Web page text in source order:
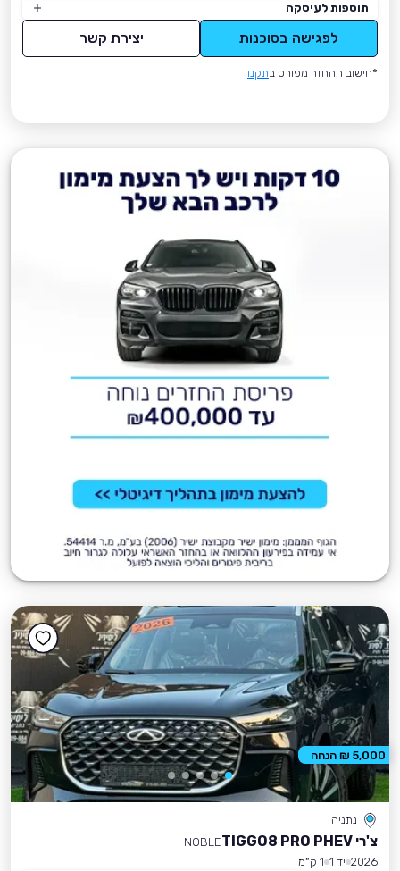
תוספות לעיסקה
לפגישה בסוכנות יצירת קשר
*חישוב ההחזר מפורט בתקנון
נתניה
צ'רי TIGGO8 PRO PHEV
NOBLE
2026 יד 1
1 ק״מ
5,000 ₪ הנחה